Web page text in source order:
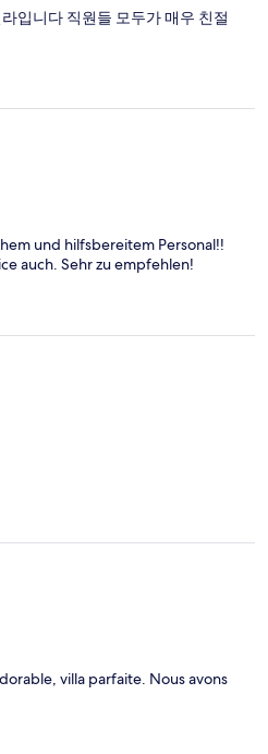
입니다 직원들 모두가 매우 친절
und hilfsbereitem Personal!!
auch. Sehr zu empfehlen!
villa parfaite. Nous avons